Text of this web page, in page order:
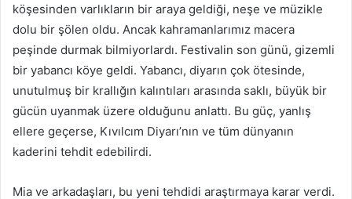
köşesinden varlıkların bir araya geldiği, neşe ve müzikle
dolu bir şölen oldu. Ancak kahramanlarımız macera
peşinde durmak bilmiyorlardı. Festivalin son günü, gizemli
bir yabancı köye geldi. Yabancı, diyarın çok ötesinde,
unutulmuş bir krallığın kalıntıları arasında saklı, büyük bir
gücün uyanmak üzere olduğunu anlattı. Bu güç, yanlış
ellere geçerse, Kıvılcım Diyarı’nın ve tüm dünyanın
kaderini tehdit edebilirdi.
Mia ve arkadaşları, bu yeni tehdidi araştırmaya karar verdi.